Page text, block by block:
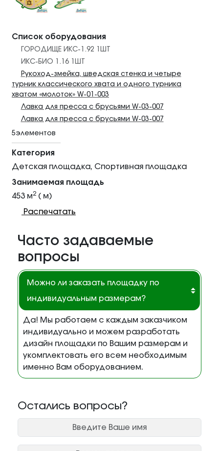
Список оборудования
ГОРОДИЩЕ ИКС-1.92 1ШТ
ИКС-БИО 1.16 1ШТ
Рукоход-змейка, шведская стенка и четыре
турник классического хвата и одного турника
хватом «молоток» W-01-003
Лавка для пресса с брусьями W-03-007
Лавка для пресса с брусьями W-03-007
5элементов
Категория
Детская площадка, Спортивная площадка
Занимаемая площадь
453 м2 ( м)
Распечатать
Часто задаваемые
вопросы
Можно ли заказать площадку по
индивидуальным размерам?
Да! Мы работаем с каждым заказчиком
индивидуально и можем разработать
дизайн площадки по Вашим размерам и
укомплектовать его всем необходимым
именно Вам оборудованием.
Остались вопросы?